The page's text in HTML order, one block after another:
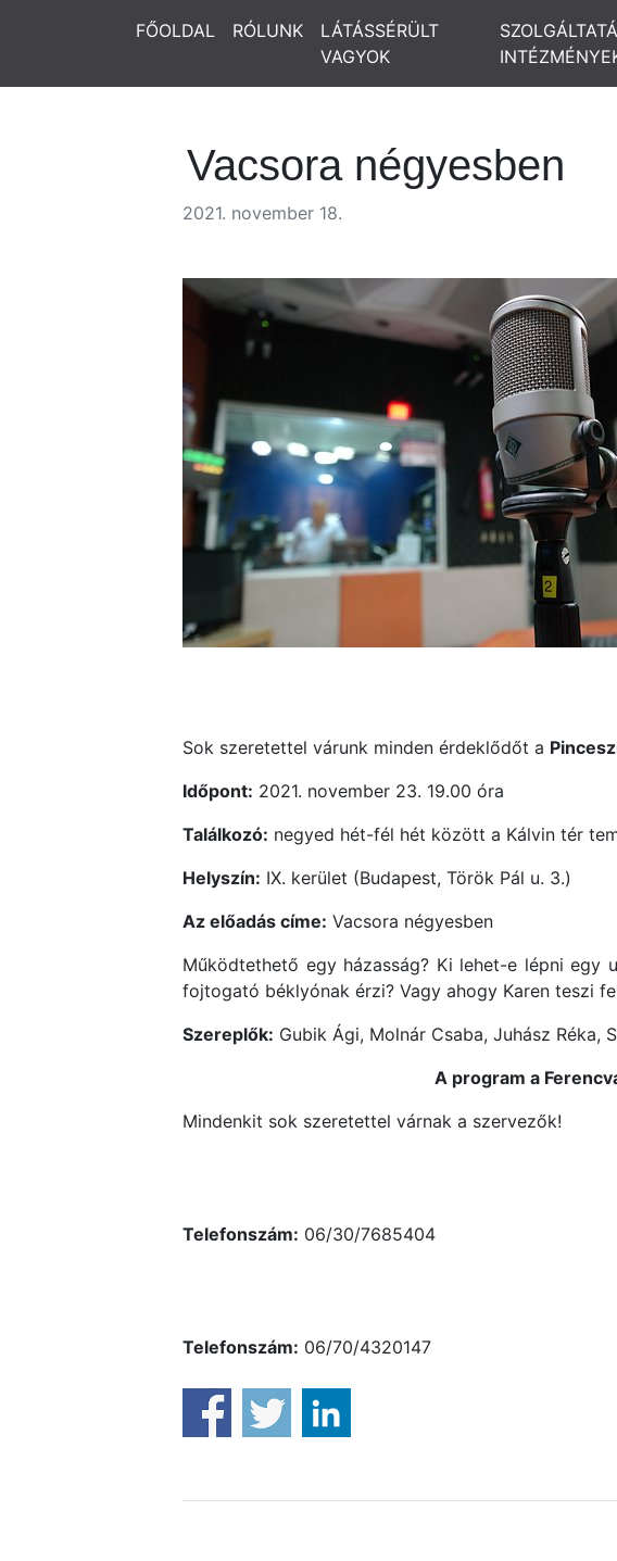
FŐOLDAL RÓLUNK
LÁTÁSSÉRÜLT
VAGYOK
Vacsora négyesben
2021. november 18.
Sok szeretettel várunk minden érdeklődőt a
Időpont: 2021. november 23. 19.00 óra
Találkozó: negyed hét-fél hét között a Kálvin tér
Helyszín: IX. kerület (Budapest, Török Pál u. 3.)
Az előadás címe: Vacsora négyesben
Működtethető egy házasság? Ki lehet-e lépni egy
fojtogató béklyónak érzi? Vagy ahogy Karen teszi
Szereplők: Gubik Ági, Molnár Csaba, Juhász Réka,
A program a
Mindenkit sok szeretettel várnak a szervezők!
Telefonszám: 06/30/7685404
Telefonszám: 06/70/4320147